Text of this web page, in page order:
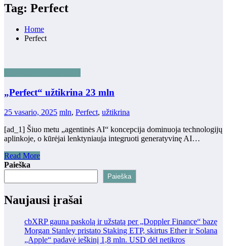
Tag: Perfect
Home
Perfect
„Perfect“ užtikrina 23 mln
25 vasario, 2025 mln, Perfect, užtikrina
[ad_1] Šiuo metu „agentinės AI“ koncepcija dominuoja technologijų
aplinkoje, o kūrėjai lenktyniauja integruoti generatyvinę AI…
Read More
Paieška
Paieška
Naujausi įrašai
cbXRP gauna paskolą ir užstatą per „Doppler Finance“ bazę
Morgan Stanley pristato Staking ETP, skirtus Ether ir Solana
„Apple“ padavė ieškinį 1,8 mln. USD dėl netikros